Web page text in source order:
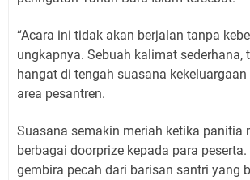
“Acara ini tidak akan berjalan tanpa
ungkapnya. Sebuah kalimat sederhana,
hangat di tengah suasana
area pesantren.
Suasana semakin meriah ketika panitia
berbagai doorprize kepada para
gembira pecah dari barisan santri yang